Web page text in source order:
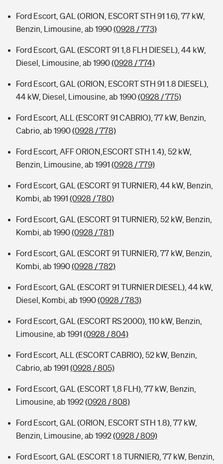
Ford Escort, GAL (ORION, ESCORT STH 91 1.6), 77 kW,
Benzin, Limousine, ab 1990(0928 / 773)
Ford Escort, GAL (ESCORT 91 1,8 FLH DIESEL), 44 kW,
Diesel, Limousine, ab 1990(0928 / 774)
Ford Escort, GAL (ORION, ESCORT STH 91 1.8 DIESEL),
44 kW, Diesel, Limousine, ab 1990(0928 / 775)
Ford Escort, ALL (ESCORT 91 CABRIO), 77 kW, Benzin,
Cabrio, ab 1990(0928 / 778)
Ford Escort, AFF ORION,ESCORT STH 1.4), 52 kW,
Benzin, Limousine, ab 1991 (0928 / 779)
Ford Escort, GAL (ESCORT 91 TURNIER), 44 kW, Benzin,
Kombi, ab 1991 (0928 / 780)
Ford Escort, GAL (ESCORT 91 TURNIER), 52 kW, Benzin,
Kombi, ab 1990(0928 / 781)
Ford Escort, GAL (ESCORT 91 TURNIER), 77 kW, Benzin,
Kombi, ab 1990(0928 / 782)
Ford Escort, GAL (ESCORT 91 TURNIER DIESEL), 44 kW,
Diesel, Kombi, ab 1990(0928 / 783)
Ford Escort, GAL (ESCORT RS 2000), 110 kW, Benzin,
Limousine, ab 1991 (0928 / 804)
Ford Escort, ALL (ESCORT CABRIO), 52 kW, Benzin,
Cabrio, ab 1991 (0928 / 805)
Ford Escort, GAL (ESCORT 1,8 FLH), 77 kW, Benzin,
Limousine, ab 1992(0928 / 808)
Ford Escort, GAL (ORION, ESCORT STH 1.8), 77 kW,
Benzin, Limousine, ab 1992(0928 / 809)
Ford Escort, GAL (ESCORT 1.8 TURNIER), 77 kW, Benzin,